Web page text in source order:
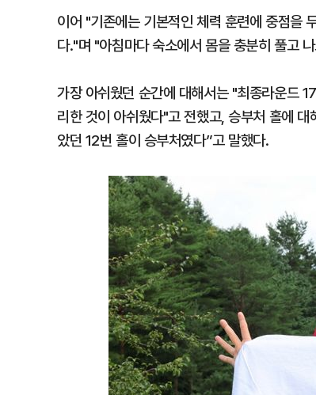
이어 "기존에는 기본적인 체력 훈련에 중점을
다."며 "아침마다 숙소에서 몸을 충분히 풀고
가장 아쉬웠던 순간에 대해서는 "최종라운드
리한 것이 아쉬웠다"고 전했고, 승부처 홀에
았던 12번 홀이 승부처였다”고 말했다.